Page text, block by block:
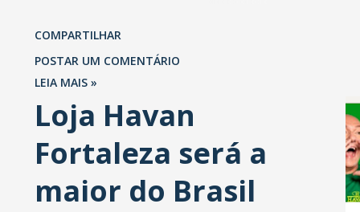
que 69% dos estabelecimentos
esperam faturar mais no 1º
trimestre de 2026 em
comparação com o mesmo
período de 2025. Em relação ao
COMPARTILHAR
POSTAR UM COMENTÁRIO
LEIA MAIS »
Loja Havan
Fortaleza será a
maior do Brasil